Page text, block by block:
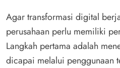
Agar transformasi digital
perusahaan perlu memiliki
Langkah pertama adalah
dicapai melalui penggunaan